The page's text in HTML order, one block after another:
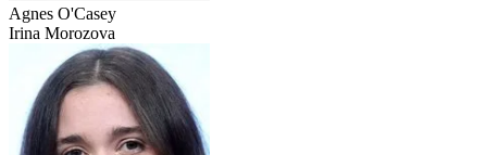
Agnes O'Casey
Irina Morozova